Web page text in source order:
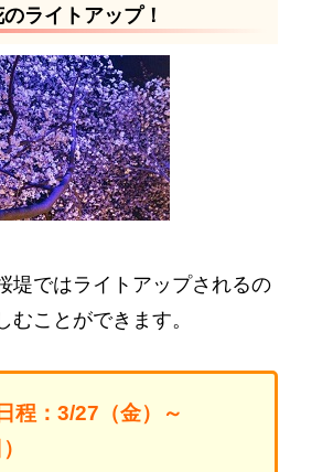
ライトアップ！
堤ではライトアップされるの
むことができます。
程：3/27（金）～